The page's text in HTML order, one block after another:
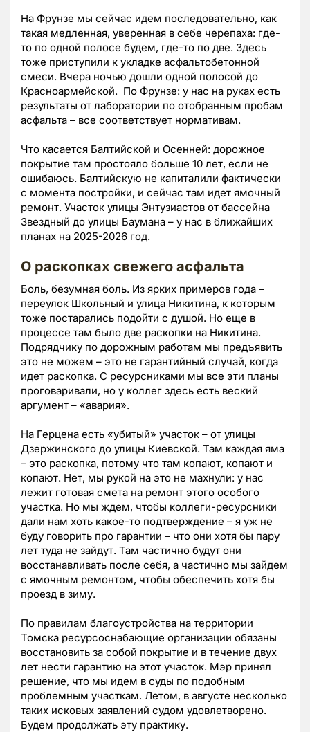
На Фрунзе мы сейчас идем последовательно, как
такая медленная, уверенная в себе черепаха: где-
то по одной полосе будем, где-то по две. Здесь
тоже приступили к укладке асфальтобетонной
смеси. Вчера ночью дошли одной полосой до
Красноармейской. По Фрунзе: у нас на руках есть
результаты от лаборатории по отобранным пробам
асфальта – все соответствует нормативам.
Что касается Балтийской и Осенней: дорожное
покрытие там простояло больше 10 лет, если не
ошибаюсь. Балтийскую не капиталили фактически
с момента постройки, и сейчас там идет ямочный
ремонт. Участок улицы Энтузиастов от бассейна
Звездный до улицы Баумана – у нас в ближайших
планах на 2025-2026 год.
О раскопках свежего асфальта
Боль, безумная боль. Из ярких примеров года –
переулок Школьный и улица Никитина, к которым
тоже постарались подойти с душой. Но еще в
процессе там было две раскопки на Никитина.
Подрядчику по дорожным работам мы предъявить
это не можем – это не гарантийный случай, когда
идет раскопка. С ресурсниками мы все эти планы
проговаривали, но у коллег здесь есть веский
аргумент – «авария».
На Герцена есть «убитый» участок – от улицы
Дзержинского до улицы Киевской. Там каждая яма
– это раскопка, потому что там копают, копают и
копают. Нет, мы рукой на это не махнули: у нас
лежит готовая смета на ремонт этого особого
участка. Но мы ждем, чтобы коллеги-ресурсники
дали нам хоть какое-то подтверждение – я уж не
буду говорить про гарантии – что они хотя бы пару
лет туда не зайдут. Там частично будут они
восстанавливать после себя, а частично мы зайдем
с ямочным ремонтом, чтобы обеспечить хотя бы
проезд в зиму.
По правилам благоустройства на территории
Томска ресурсоснабающие организации обязаны
восстановить за собой покрытие и в течение двух
лет нести гарантию на этот участок. Мэр принял
решение, что мы идем в суды по подобным
проблемным участкам. Летом, в августе несколько
таких исковых заявлений судом удовлетворено.
Будем продолжать эту практику.